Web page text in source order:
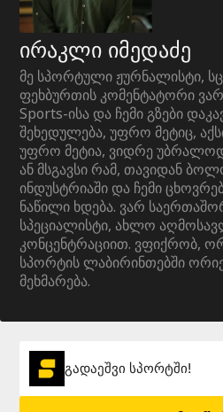
ირაკლი იმედაძე
მე სპორტული ჟურნალისტი,
ფეხბურთის კომენტატორი
Sports-ისა და ჩემი გზები
შეხედულება, უფრო მეტიც,
უფრო მეტია, ვიდრე
ან მსგავსი რამ, თავიდან
ინდუსტრიაში და ჩემი
ნაწილი ხდება. ვარ
სპეციალისტი, ახლო
კონცენტრაციით. ვფიქრობ,
სპორტის ლაბირინთებში
მეხმარება.
გადაეშვი სპორტში!